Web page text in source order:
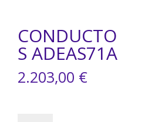
CONDUCTO
S ADEAS71A
2.203,00 €